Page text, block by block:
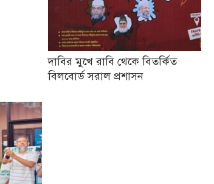
দাবির মুখে রাবি থেকে বিতর্কিত
বিলবোর্ড সরাল প্রশাসন